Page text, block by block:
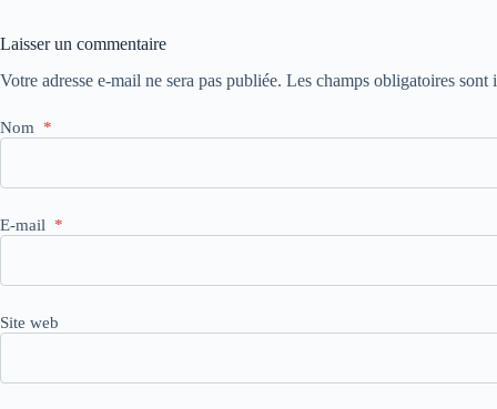
Laisser un commentaire
Votre adresse e-mail ne sera pas publiée. Les champs obligatoires sont
Nom *
E-mail *
Site web